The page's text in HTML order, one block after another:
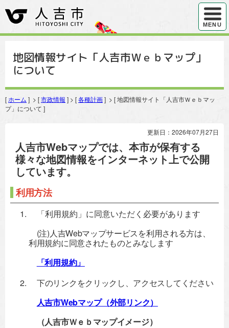
ハンバ
MENU
地図情報サイト「人吉市Ｗｅｂマップ」
について
[ ホーム ] > [市政情報 ] > [各種計画] > [ 地図情報サイト「人吉市Ｗｅｂマッ
プ」について ]
更新日：2026年07月27日
人吉市Webマップでは、本市が保有する
様々な地図情報をインターネット上で公開
しています。
利用方法
「利用規約」に同意いただく必要があります
(注)人吉Webマップサービスを利用される方は、
利用規約に同意されたものとみなします
「利用規約」
下のリンクをクリックし、アクセスしてください
人吉市Webマップ（外部リンク）
（人吉市Ｗｅｂマップイメージ）